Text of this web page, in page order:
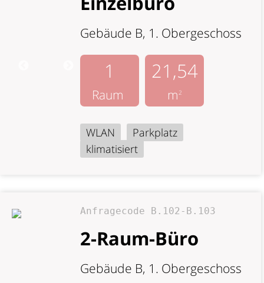
Gebäude B, 1. Obergeschoss
1
Raum
21,54
m2
WLAN
Parkplatz
klimatisiert
Anfragecode B.102-B.103
2-Raum-Büro
Gebäude B, 1. Obergeschoss